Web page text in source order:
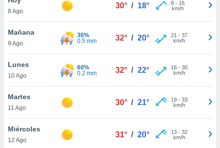
en
más
nuestra
de
8 Ago
30° / 18° 8- 16
km/h
Mañana
9 Ago
30%
0.5 mm
32° / 20° 21 - 37
km/h
Lunes
10 Ago
60%
0.2 mm
32° / 22° 16- 30
km/h
Martes
11 Ago
30° / 21° 19- 33
km/h
Miércoles
12 Ago
31° / 20° 13- 32
km/h